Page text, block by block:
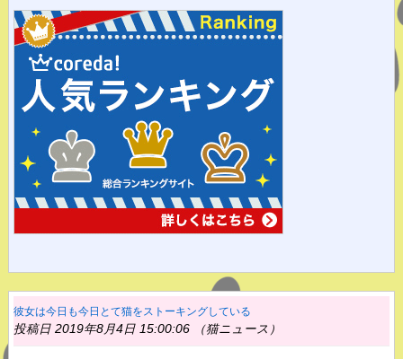
彼女は今日も今日とて猫をストーキングしている
投稿日 2019年8月4日 15:00:06 （猫ニュース）